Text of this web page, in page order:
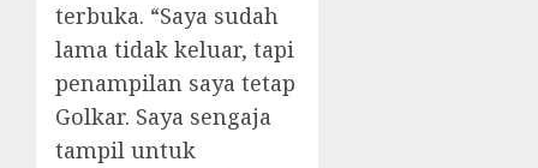
terbuka. “Saya sudah
lama tidak keluar, tapi
penampilan saya tetap
Golkar. Saya sengaja
tampil untuk